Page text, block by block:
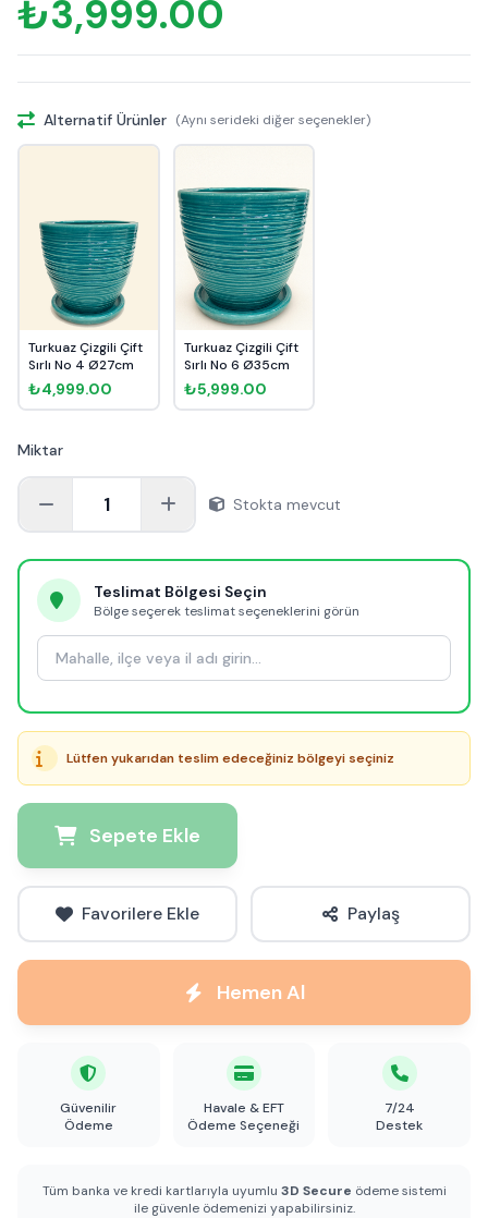
₺3,999.00
Alternatif Ürünler (Aynı serideki diğer seçenekler)
Turkuaz Çizgili Çift
Sırlı No 4 Ø27cm
₺4,999.00
Turkuaz Çizgili Çift
Sırlı No 6 Ø35cm
₺5,999.00
Miktar
1 Stokta mevcut
Teslimat Bölgesi Seçin
Bölge seçerek teslimat seçeneklerini görün
Lütfen yukarıdan teslim edeceğiniz bölgeyi seçiniz
Sepete Ekle
Favorilere Ekle Paylaş
Hemen Al
Güvenilir
Ödeme
Havale & EFT
Ödeme Seçeneği
7/24
Destek
Tüm banka ve kredi kartlarıyla uyumlu 3D Secure ödeme sistemi
ile güvenle ödemenizi yapabilirsiniz.